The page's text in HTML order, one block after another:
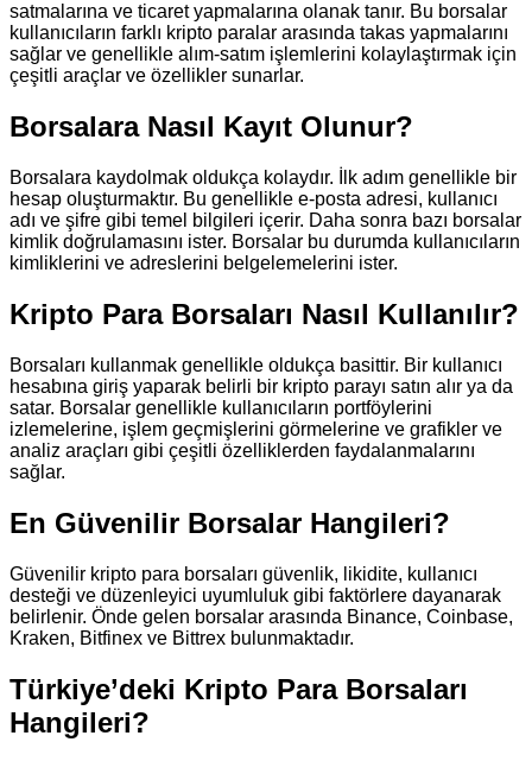
satmalarına ve ticaret yapmalarına olanak tanır. Bu borsalar
kullanıcıların farklı kripto paralar arasında takas yapmalarını
sağlar ve genellikle alım-satım işlemlerini kolaylaştırmak için
çeşitli araçlar ve özellikler sunarlar.
Borsalara Nasıl Kayıt Olunur?
Borsalara kaydolmak oldukça kolaydır. İlk adım genellikle bir
hesap oluşturmaktır. Bu genellikle e-posta adresi, kullanıcı
adı ve şifre gibi temel bilgileri içerir. Daha sonra bazı borsalar
kimlik doğrulamasını ister. Borsalar bu durumda kullanıcıların
kimliklerini ve adreslerini belgelemelerini ister.
Kripto Para Borsaları Nasıl Kullanılır?
Borsaları kullanmak genellikle oldukça basittir. Bir kullanıcı
hesabına giriş yaparak belirli bir kripto parayı satın alır ya da
satar. Borsalar genellikle kullanıcıların portföylerini
izlemelerine, işlem geçmişlerini görmelerine ve grafikler ve
analiz araçları gibi çeşitli özelliklerden faydalanmalarını
sağlar.
En Güvenilir Borsalar Hangileri?
Güvenilir kripto para borsaları güvenlik, likidite, kullanıcı
desteği ve düzenleyici uyumluluk gibi faktörlere dayanarak
belirlenir. Önde gelen borsalar arasında Binance, Coinbase,
Kraken, Bitfinex ve Bittrex bulunmaktadır.
Türkiye’deki Kripto Para Borsaları
Hangileri?